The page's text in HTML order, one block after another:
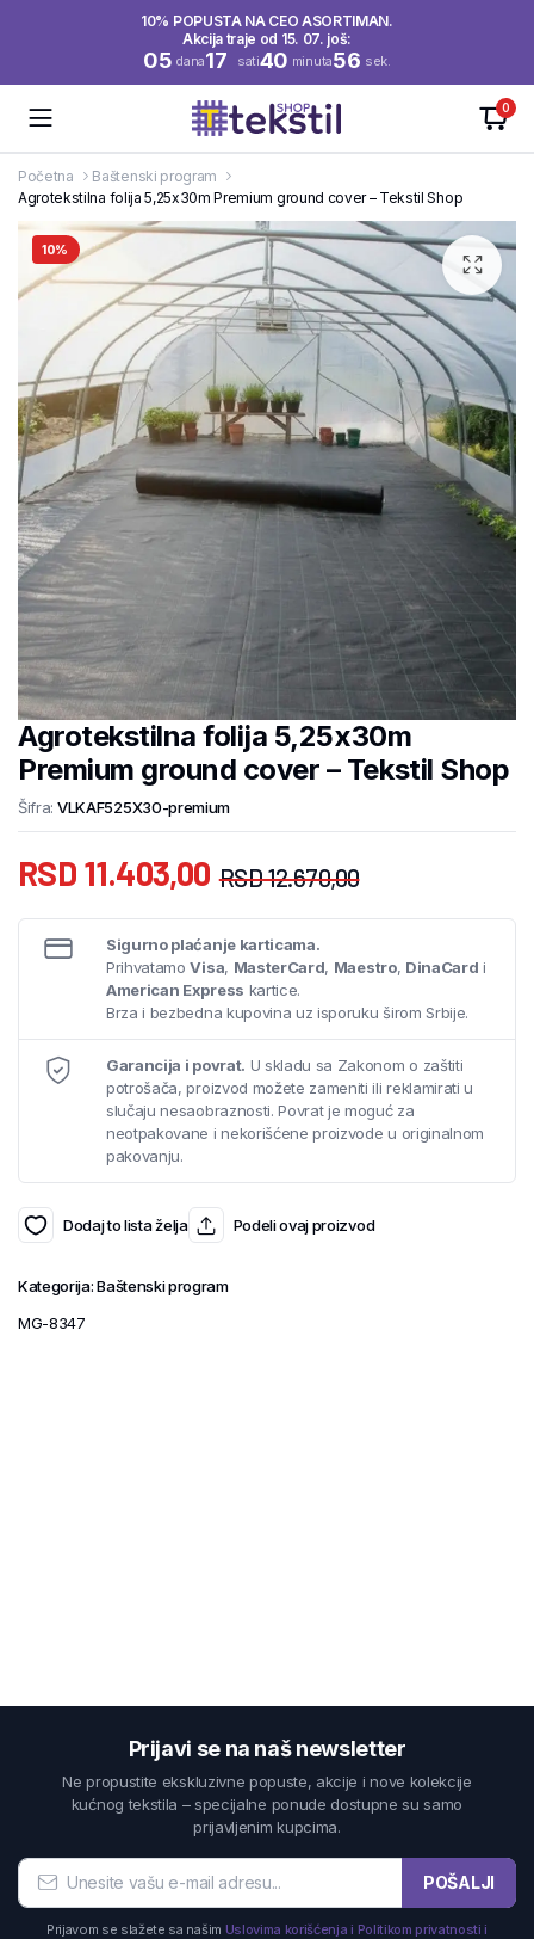
10% POPUSTA NA CEO ASORTIMAN.
Akcija traje od 15. 07. još:
05 dana17 sati40 minuta55 sek.
0
Početna
Baštenski program
Agrotekstilna folija 5,25x30m Premium ground cover – Tekstil Shop
10%
Agrotekstilna folija 5,25x30m
Premium ground cover – Tekstil Shop
Šifra: VLKAF525X30-premium
RSD12.670,00
RSD 11.403,00
Sigurno plaćanje karticama.
PrihvatamoVisa, MasterCard, Maestro, DinaCard i
American Express kartice.
Brza i bezbedna kupovina uz isporuku širom Srbije.
Garancija i povrat. U skladu sa Zakonom o zaštiti
potrošača, proizvod možete zameniti ili reklamirati u
slučaju nesaobraznosti. Povrat je moguć za
neotpakovane i nekorišćene proizvode u originalnom
pakovanju.
Dodaj to lista želja Podeli ovaj proizvod
Kategorija:Baštenski program
MG-8347
Prijavi se na naš newsletter
Ne propustite ekskluzivne popuste, akcije i nove kolekcije
kućnog tekstila – specijalne ponude dostupne su samo
prijavljenim kupcima.
POŠALJI
Prijavom se slažete sa našim Uslovima korišćenja i Politikom privatnosti i